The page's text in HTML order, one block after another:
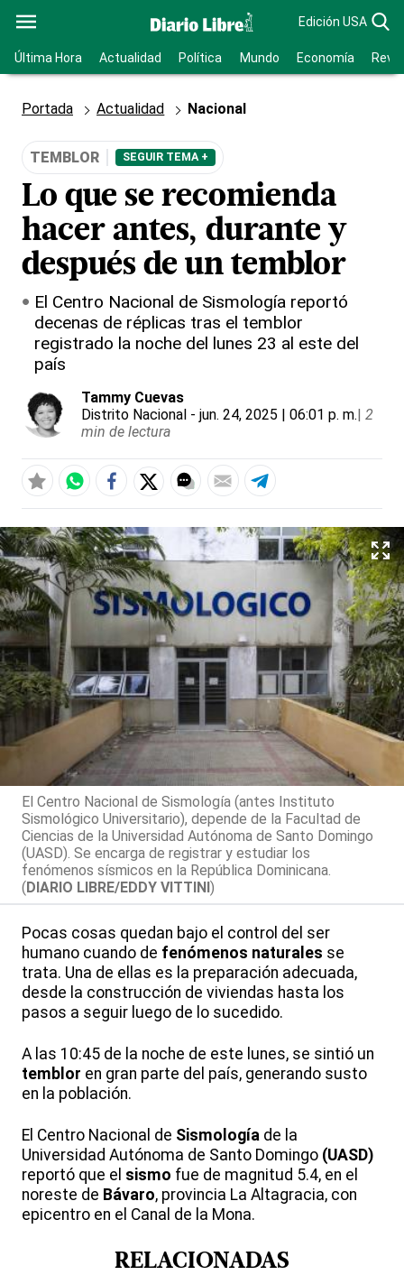
Edición USA
Última Hora Actualidad Política Mundo Economía
Portada Actualidad Nacional
TEMBLOR SEGUIR TEMA +
Lo que se recomienda
hacer antes, durante y
después de un temblor
El Centro Nacional de Sismología reportó
decenas de réplicas tras el temblor
registrado la noche del lunes 23 al este del
país
Tammy Cuevas
Distrito Nacional - jun. 24, 2025 | 06:01 p. m.| 2
min de lectura
El Centro Nacional de Sismología (antes Instituto
Sismológico Universitario), depende de la Facultad de
Ciencias de la Universidad Autónoma de Santo Domingo
(UASD). Se encarga de registrar y estudiar los
fenómenos sísmicos en la República Dominicana.
(DIARIO LIBRE/EDDY VITTINI)
Pocas cosas quedan bajo el control del ser
humano cuando de fenómenos naturales se
trata. Una de ellas es la preparación adecuada,
desde la construcción de viviendas hasta los
pasos a seguir luego de lo sucedido.
A las 10:45 de la noche de este lunes, se sintió un
temblor en gran parte del país, generando susto
en la población.
El Centro Nacional de Sismología de la
Universidad Autónoma de Santo Domingo (UASD)
reportó que el sismo fue de magnitud 5.4, en el
noreste de Bávaro, provincia La Altagracia, con
epicentro en el Canal de la Mona.
RELACIONADAS